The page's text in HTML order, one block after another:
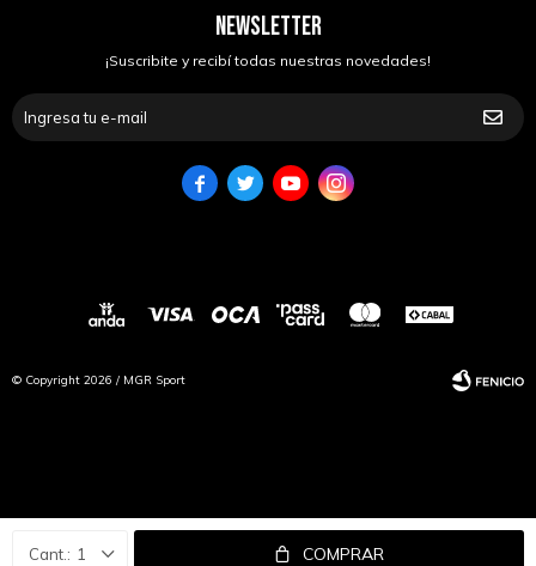
1 COMPRAR
NEWSLETTER
¡Suscribite y recibí todas nuestras novedades!
   
© Copyright 2026 / MGR Sport